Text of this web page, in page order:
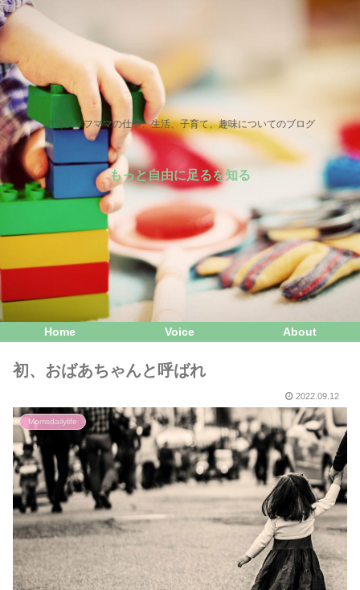
アラフィフママの仕事、生活、子育て、趣味についてのブログ
もっと自由に足るを知る
Home Voice About
初、おばあちゃんと呼ばれ
2022.09.12
Momsdailylife